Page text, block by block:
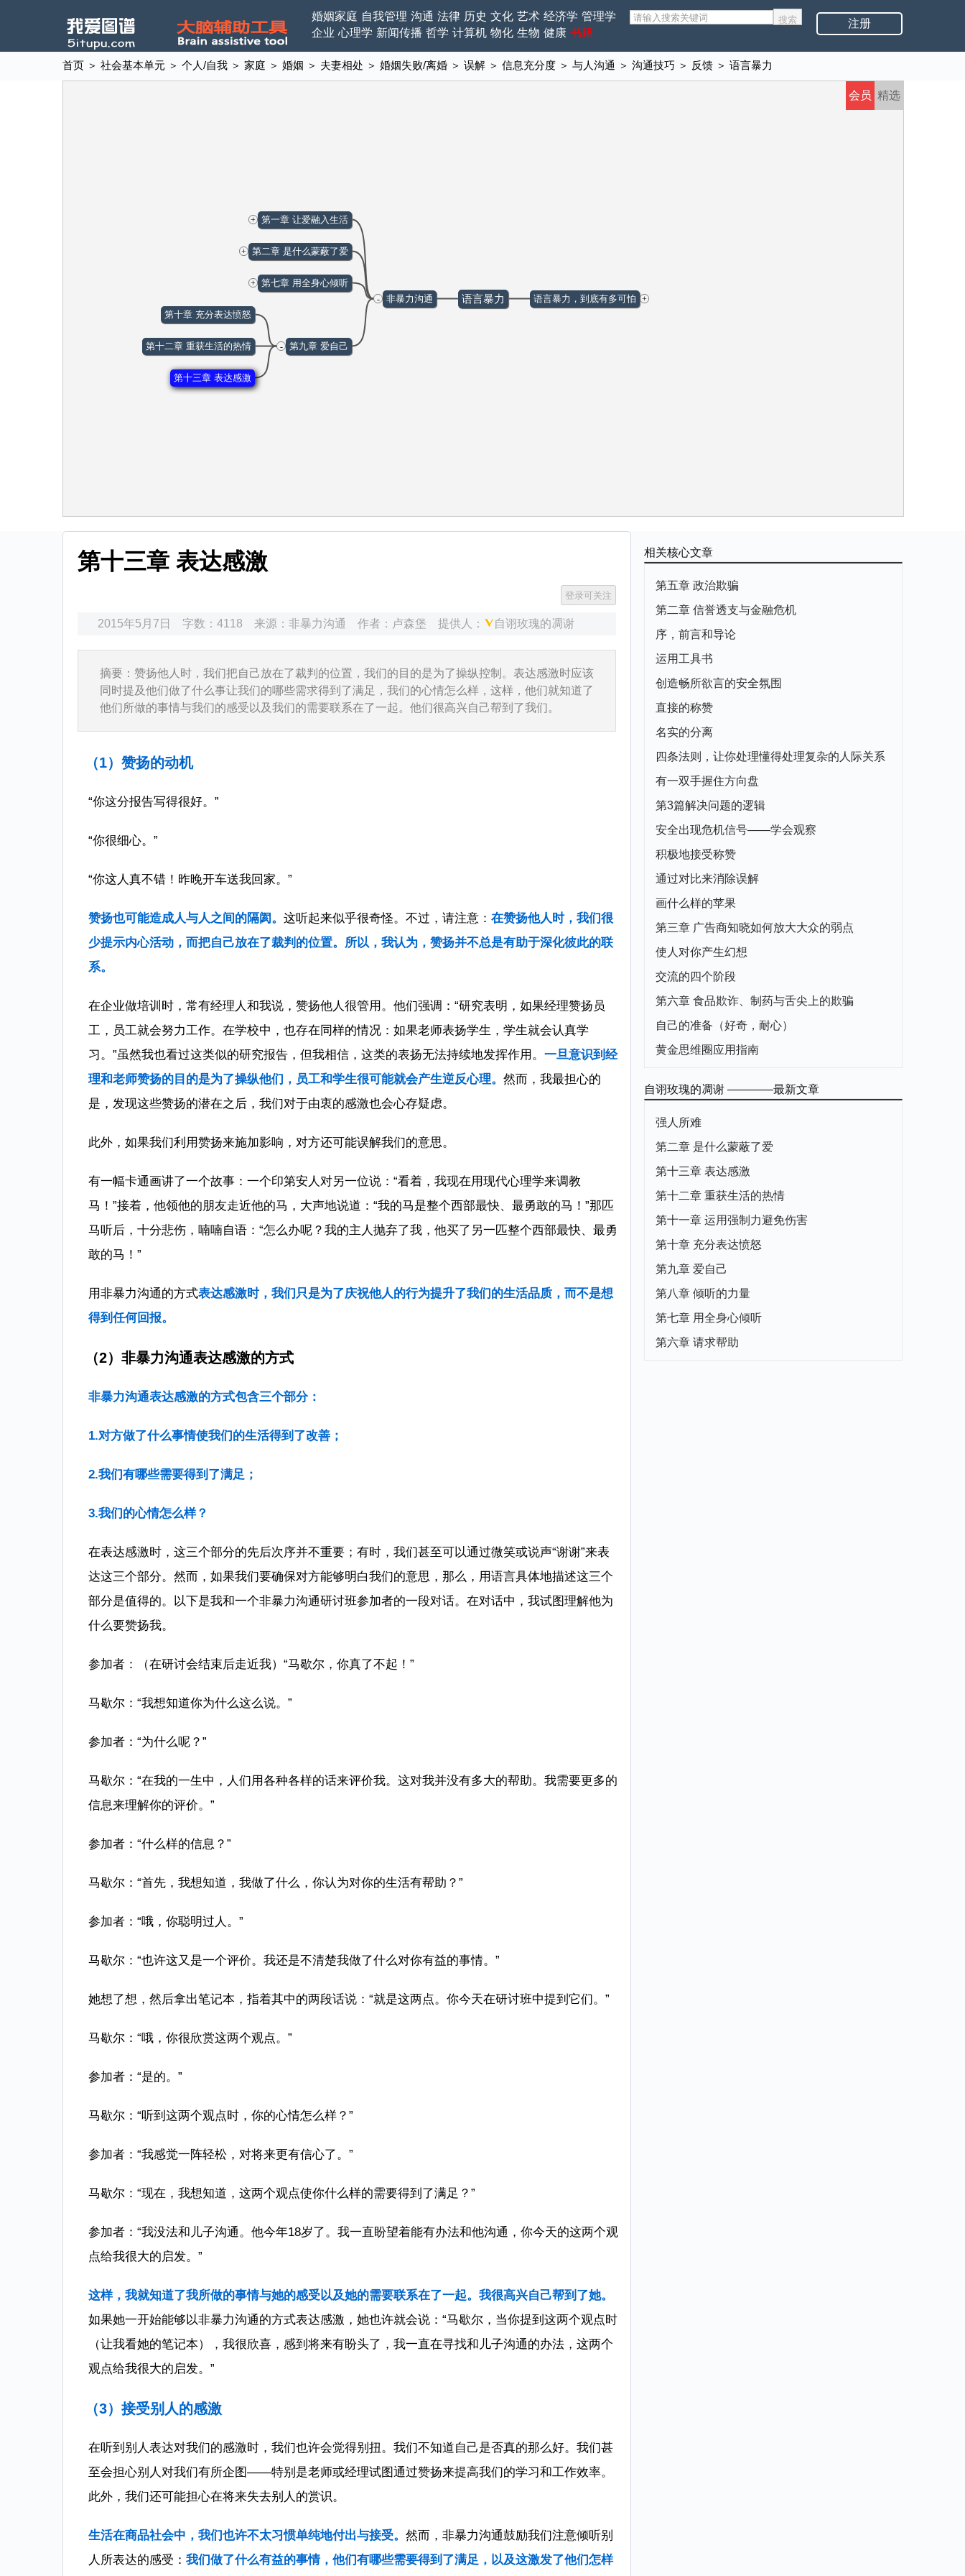
注册
婚姻家庭 自我管理 沟通 法律 历史 文化 艺术 经济学 管理学
企业 心理学 新闻传播 哲学 计算机 物化 生物 健康 书籍
首页 ＞ 社会基本单元 ＞ 个人/自我 ＞ 家庭 ＞ 婚姻 ＞ 夫妻相处 ＞ 婚姻失败/离婚 ＞ 误解 ＞ 信息充分度 ＞ 与人沟通 ＞ 沟通技巧 ＞ 反馈 ＞ 语言暴力
精选
会员
语言暴力
- 非暴力沟通
+ 第一章 让爱融入生活
+ 第二章 是什么蒙蔽了爱
+ 第七章 用全身心倾听
- 第九章 爱自己
第十章 充分表达愤怒
第十二章 重获生活的热情
第十三章 表达感激
+
语言暴力，到底有多可怕
第十三章 表达感激
2015年5月7日 字数：4118 来源： 非暴力沟通 作者： 卢森堡 提供人： 自诩玫瑰的凋谢
摘要： 赞扬他人时，我们把自己放在了裁判的位置，我们的目的是为了操纵控制。表达感激时应该
同时提及他们做了什么事让我们的哪些需求得到了满足，我们的心情怎么样，这样，他们就知道了
他们所做的事情与我们的感受以及我们的需要联系在了一起。他们很高兴自己帮到了我们。
（1）赞扬的动机
“你这分报告写得很好。”
“你很细心。”
“你这人真不错！昨晚开车送我回家。”
赞扬也可能造成人与人之间的隔阂。 这听起来似乎很奇怪。不过，请注意： 在赞扬他人时，我们很
少提示内心活动，而把自己放在了裁判的位置。所以，我认为，赞扬并不总是有助于深化彼此的联
系。
在企业做培训时，常有经理人和我说，赞扬他人很管用。他们强调：“研究表明，如果经理赞扬员
工，员工就会努力工作。在学校中，也存在同样的情况：如果老师表扬学生，学生就会认真学
习。”虽然我也看过这类似的研究报告，但我相信，这类的表扬无法持续地发挥作用。 一旦意识到经
理和老师赞扬的目的是为了操纵他们，员工和学生很可能就会产生逆反心理。 然而，我最担心的
是，发现这些赞扬的潜在之后，我们对于由衷的感激也会心存疑虑。
此外，如果我们利用赞扬来施加影响，对方还可能误解我们的意思。
有一幅卡通画讲了一个故事：一个印第安人对另一位说：“看着，我现在用现代心理学来调教
马！”接着，他领他的朋友走近他的马，大声地说道：“我的马是整个西部最快、最勇敢的马！”那匹
马听后，十分悲伤，喃喃自语：“怎么办呢？我的主人抛弃了我，他买了另一匹整个西部最快、最勇
敢的马！”
用非暴力沟通的方式表达感激时，我们只是为了庆祝他人的行为提升了我们的生活品质，而不是想
得到任何回报。
（2）非暴力沟通表达感激的方式
非暴力沟通表达感激的方式包含三个部分：
1.对方做了什么事情使我们的生活得到了改善；
2.我们有哪些需要得到了满足；
3.我们的心情怎么样？
在表达感激时，这三个部分的先后次序并不重要；有时，我们甚至可以通过微笑或说声“谢谢”来表
达这三个部分。然而，如果我们要确保对方能够明白我们的意思，那么，用语言具体地描述这三个
部分是值得的。以下是我和一个非暴力沟通研讨班参加者的一段对话。在对话中，我试图理解他为
什么要赞扬我。
参加者：（在研讨会结束后走近我）“马歇尔，你真了不起！”
马歇尔：“我想知道你为什么这么说。”
参加者：“为什么呢？”
马歇尔：“在我的一生中，人们用各种各样的话来评价我。这对我并没有多大的帮助。我需要更多的
信息来理解你的评价。”
参加者：“什么样的信息？”
马歇尔：“首先，我想知道，我做了什么，你认为对你的生活有帮助？”
参加者：“哦，你聪明过人。”
马歇尔：“也许这又是一个评价。我还是不清楚我做了什么对你有益的事情。”
她想了想，然后拿出笔记本，指着其中的两段话说：“就是这两点。你今天在研讨班中提到它们。”
马歇尔：“哦，你很欣赏这两个观点。”
参加者：“是的。”
马歇尔：“听到这两个观点时，你的心情怎么样？”
参加者：“我感觉一阵轻松，对将来更有信心了。”
马歇尔：“现在，我想知道，这两个观点使你什么样的需要得到了满足？”
参加者：“我没法和儿子沟通。他今年18岁了。我一直盼望着能有办法和他沟通，你今天的这两个观
点给我很大的启发。”
这样，我就知道了我所做的事情与她的感受以及她的需要联系在了一起。我很高兴自己帮到了她。
如果她一开始能够以非暴力沟通的方式表达感激，她也许就会说：“马歇尔，当你提到这两个观点时
（让我看她的笔记本），我很欣喜，感到将来有盼头了，我一直在寻找和儿子沟通的办法，这两个
观点给我很大的启发。”
（3）接受别人的感激
在听到别人表达对我们的感激时，我们也许会觉得别扭。我们不知道自己是否真的那么好。我们甚
至会担心别人对我们有所企图——特别是老师或经理试图通过赞扬来提高我们的学习和工作效率。
此外，我们还可能担心在将来失去别人的赏识。
生活在商品社会中，我们也许不太习惯单纯地付出与接受。 然而，非暴力沟通鼓励我们注意倾听别
人所表达的感受： 我们做了什么有益的事情，他们有哪些需要得到了满足，以及这激发了他们怎样
相关核心文章
第五章 政治欺骗
第二章 信誉透支与金融危机
序，前言和导论
运用工具书
创造畅所欲言的安全氛围
直接的称赞
名实的分离
四条法则，让你处理懂得处理复杂的人际关系
有一双手握住方向盘
第3篇解决问题的逻辑
安全出现危机信号——学会观察
积极地接受称赞
通过对比来消除误解
画什么样的苹果
第三章 广告商知晓如何放大大众的弱点
使人对你产生幻想
交流的四个阶段
第六章 食品欺诈、制药与舌尖上的欺骗
自己的准备（好奇，耐心）
黄金思维圈应用指南
自诩玫瑰的凋谢 ————最新文章
强人所难
第二章 是什么蒙蔽了爱
第十三章 表达感激
第十二章 重获生活的热情
第十一章 运用强制力避免伤害
第十章 充分表达愤怒
第九章 爱自己
第八章 倾听的力量
第七章 用全身心倾听
第六章 请求帮助